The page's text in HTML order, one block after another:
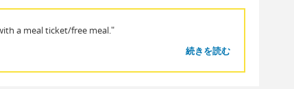
a meal ticket/free meal."
続きを読む